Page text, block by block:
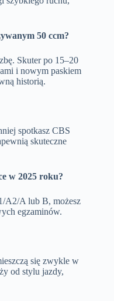
50 ccm?
Skuter po 15–20
i nowym paskiem
historią.
spotkasz CBS
skuteczne
w 2025 roku?
A2/A lub B, możesz
egzaminów.
się zwykle w
od stylu jazdy,